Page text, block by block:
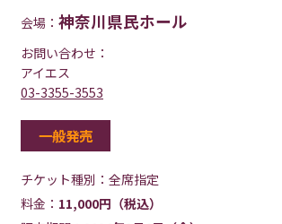
会場： 神奈川県民ホール
お問い合わせ：
アイエス
03-3355-3553
一般発売
チケット種別： 全席指定
料金： 11,000円（税込）